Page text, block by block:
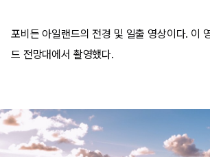
포비든 아일랜드의 전경 및 일출 영상이다. 이
드 전망대에서 촬영했다.